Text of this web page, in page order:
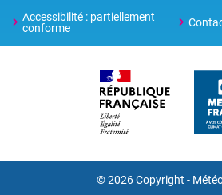
Accessibilité : partiellement
conforme
© 2026 Copyright -